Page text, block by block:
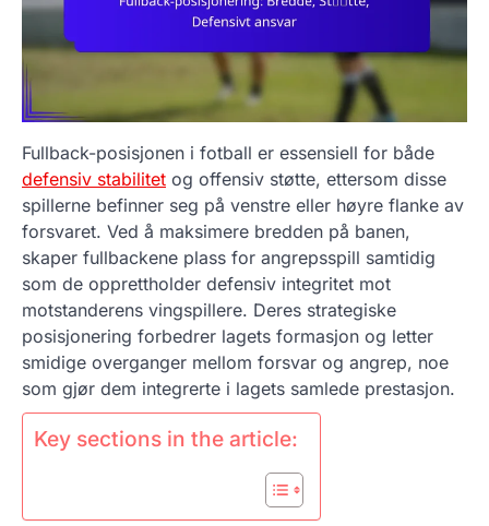
Fullback-posisjonen i fotball er essensiell for både
defensiv stabilitet og offensiv støtte, ettersom disse
spillerne befinner seg på venstre eller høyre flanke av
forsvaret. Ved å maksimere bredden på banen,
skaper fullbackene plass for angrepsspill samtidig
som de opprettholder defensiv integritet mot
motstanderens vingspillere. Deres strategiske
posisjonering forbedrer lagets formasjon og letter
smidige overganger mellom forsvar og angrep, noe
som gjør dem integrerte i lagets samlede prestasjon.
Key sections in the article: